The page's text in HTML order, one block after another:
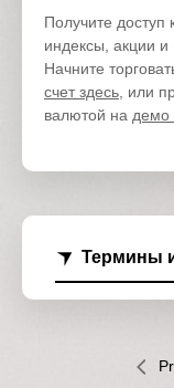
Получите доступ
индексы, акции и
Начните
счет здесь , или
валютой на демо
Термины